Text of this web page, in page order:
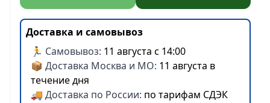
Доставка и самовывоз
🏃 Самовывоз: 11 августа с 14:00
📦 Доставка Москва и МО: 11 августа в
течение дня
🚚 Доставка по России: по тарифам СДЭК